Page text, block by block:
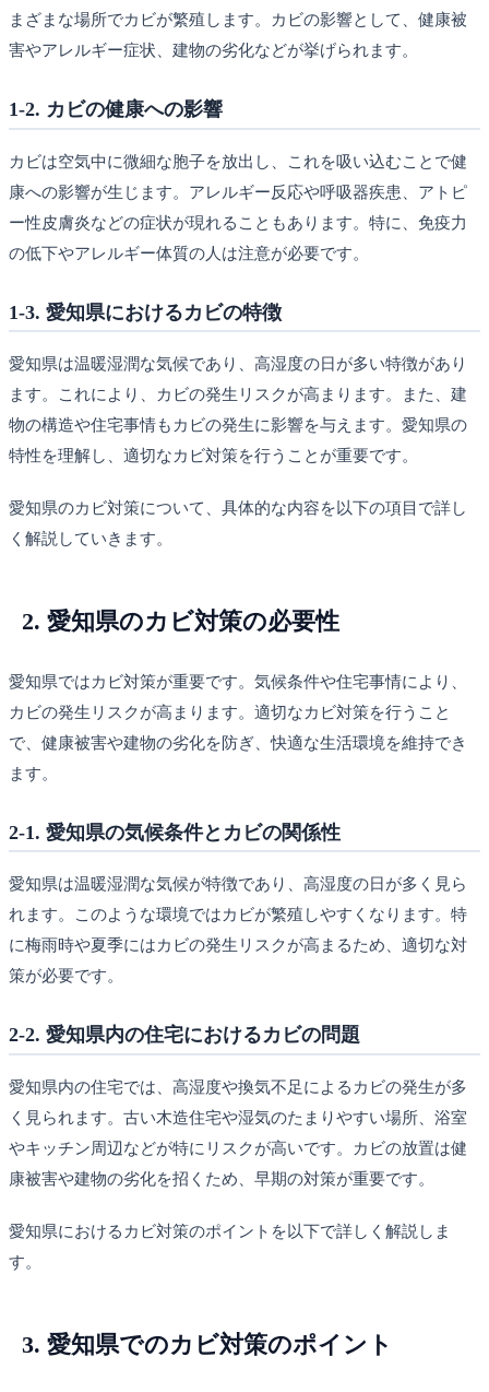
まざまな場所でカビが繁殖します。カビの影響として、健康被
害やアレルギー症状、建物の劣化などが挙げられます。
1-2. カビの健康への影響
カビは空気中に微細な胞子を放出し、これを吸い込むことで健
康への影響が生じます。アレルギー反応や呼吸器疾患、アトピ
ー性皮膚炎などの症状が現れることもあります。特に、免疫力
の低下やアレルギー体質の人は注意が必要です。
1-3. 愛知県におけるカビの特徴
愛知県は温暖湿潤な気候であり、高湿度の日が多い特徴があり
ます。これにより、カビの発生リスクが高まります。また、建
物の構造や住宅事情もカビの発生に影響を与えます。愛知県の
特性を理解し、適切なカビ対策を行うことが重要です。
愛知県のカビ対策について、具体的な内容を以下の項目で詳し
く解説していきます。
2. 愛知県のカビ対策の必要性
愛知県ではカビ対策が重要です。気候条件や住宅事情により、
カビの発生リスクが高まります。適切なカビ対策を行うこと
で、健康被害や建物の劣化を防ぎ、快適な生活環境を維持でき
ます。
2-1. 愛知県の気候条件とカビの関係性
愛知県は温暖湿潤な気候が特徴であり、高湿度の日が多く見ら
れます。このような環境ではカビが繁殖しやすくなります。特
に梅雨時や夏季にはカビの発生リスクが高まるため、適切な対
策が必要です。
2-2. 愛知県内の住宅におけるカビの問題
愛知県内の住宅では、高湿度や換気不足によるカビの発生が多
く見られます。古い木造住宅や湿気のたまりやすい場所、浴室
やキッチン周辺などが特にリスクが高いです。カビの放置は健
康被害や建物の劣化を招くため、早期の対策が重要です。
愛知県におけるカビ対策のポイントを以下で詳しく解説しま
す。
3. 愛知県でのカビ対策のポイント